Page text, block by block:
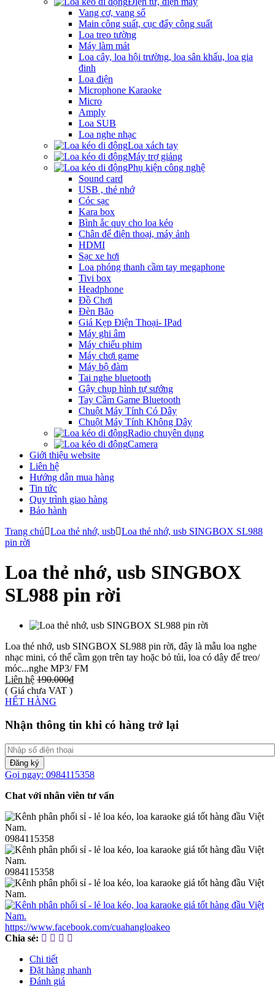
Vang cơ, vang số
Main công suất, cục đẩy công suất
Loa treo tường
Máy làm mát
Loa cây, loa hội trường, loa sân khấu, loa gia
đinh
Loa điện
Microphone Karaoke
Micro
Amply
Loa SUB
Loa nghe nhạc
Loa xách tay
Máy trợ giảng
Phụ kiện công nghệ
Sound card
USB , thẻ nhớ
Cóc sạc
Kara box
Bình ắc quy cho loa kéo
Chân để điện thoại, máy ảnh
HDMI
Sạc xe hơi
Loa phóng thanh cầm tay megaphone
Tivi box
Headphone
Đồ Chơi
Đèn Bão
Giá Kẹp Điện Thoại- IPad
Máy ghi âm
Máy chiếu phim
Máy chơi game
Máy bộ đàm
Tai nghe bluetooth
Gậy chụp hình tự sướng
Tay Cầm Game Bluetooth
Chuột Máy Tính Có Dây
Chuột Máy Tính Không Dây
Radio chuyên dụng
Camera
Giới thiệu website
Liên hệ
Hướng dẫn mua hàng
Tin tức
Quy trình giao hàng
Bảo hành
Trang chủ
Loa thẻ nhớ, usb Loa thẻ nhớ, usb SINGBOX SL988
pin rời
Loa thẻ nhớ, usb SINGBOX
SL988 pin rời
Loa thẻ nhớ, usb SINGBOX SL988 pin rời, đây là mẫu loa nghe
nhạc mini, có thể cầm gọn trên tay hoặc bỏ tủi, loa có dây để treo/
móc...nghe MP3/ FM
Liên hệ 190.000₫
( Giá chưa VAT )
HẾT HÀNG
Nhận thông tin khi có hàng trở lại
Đăng ký
Gọi ngay: 0984115358
Chat với nhân viên tư vấn
0984115358
0984115358
https://www.facebook.com/cuahangloakeo
Chia sẻ:
Chi tiết
Đặt hàng nhanh
Đánh giá